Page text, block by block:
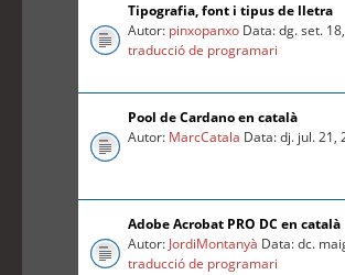
Tipografia, font i tipus de lletra
Autor: pinxopanxo Data: dg. set.
traducció de programari
Pool de Cardano en català
Autor: MarcCatala Data: dj. jul. 21,
Adobe Acrobat PRO DC en català
Autor: JordiMontanyà Data: dc.
traducció de programari